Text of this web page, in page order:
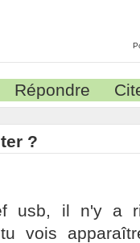
Répondre
?
usb, il n'y a
vois